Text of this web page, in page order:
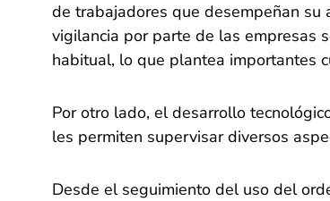
de trabajadores que desempeñan su
vigilancia por parte de las empresas
habitual, lo que plantea importantes
Por otro lado, el desarrollo
les permiten supervisar diversos
Desde el seguimiento del uso del